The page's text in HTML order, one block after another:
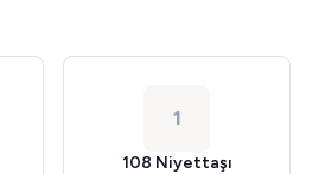
1
108 Niyettaşı